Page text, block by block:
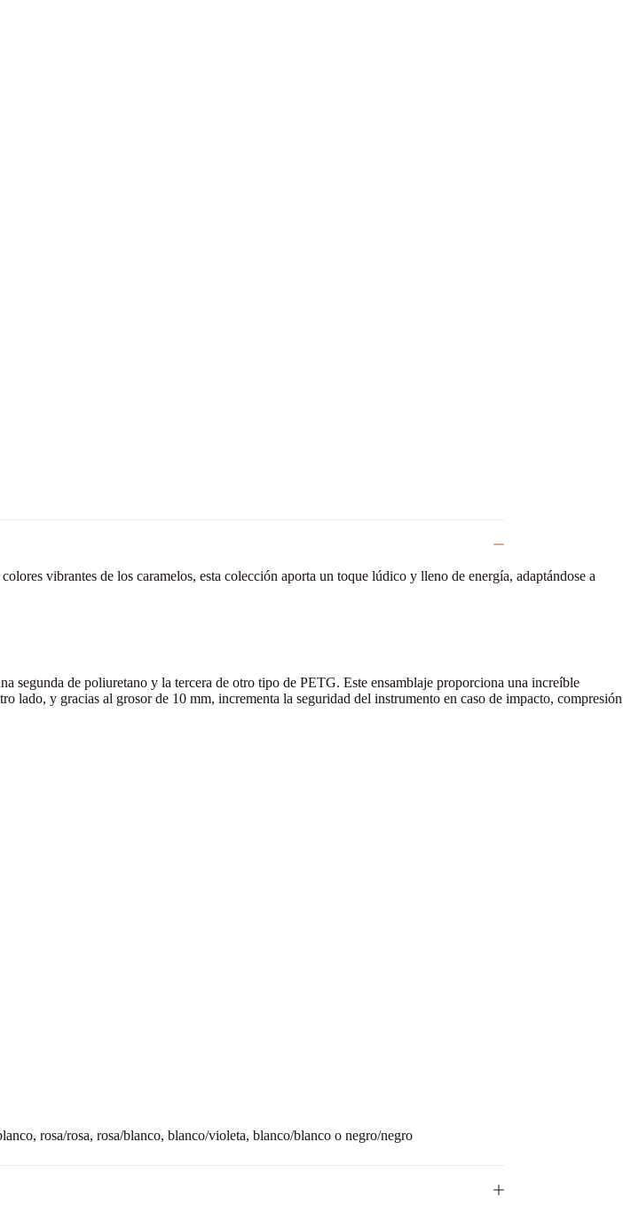
vibrantes de los caramelos, esta colección aporta un toque lúdico y lleno de energía, adaptándose a
segunda de poliuretano y la tercera de otro tipo de PETG. Este ensamblaje proporciona una increíble
lado, y gracias al grosor de 10 mm, incrementa la seguridad del instrumento en caso de impacto, compresión
rosa/rosa, rosa/blanco, blanco/violeta, blanco/blanco o negro/negro